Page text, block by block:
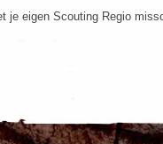
je eigen Scouting Regio